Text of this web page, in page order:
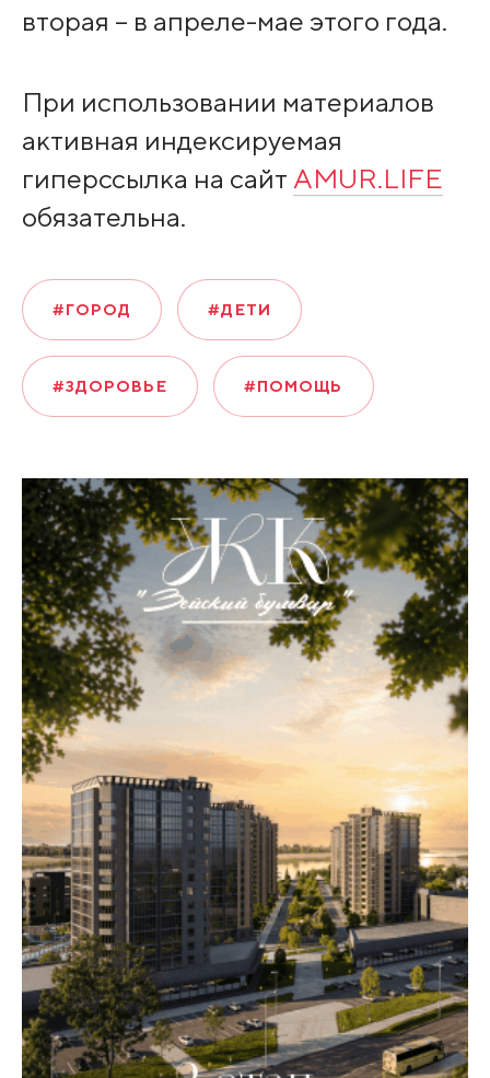
вторая – в апреле-мае этого года.
При использовании материалов
активная индексируемая
гиперссылка на сайт AMUR.LIFE
обязательна.
#ГОРОД #ДЕТИ
#ЗДОРОВЬЕ #ПОМОЩЬ